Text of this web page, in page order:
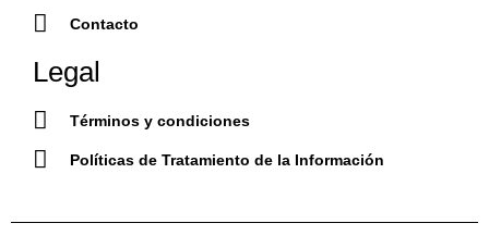
Contacto
Legal
Términos y condiciones
Políticas de Tratamiento de la Información